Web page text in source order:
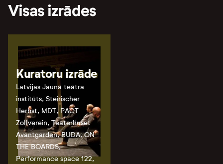
Visas izrādes
Kuratoru izrāde
Latvijas Jaunā teātra
institūts, Steirischer
Herbst, MDT, PACT
Zollverein, Teaterhuset
Avantgarden, BUDA, ON
THE BOARDS,
Performance space 122,